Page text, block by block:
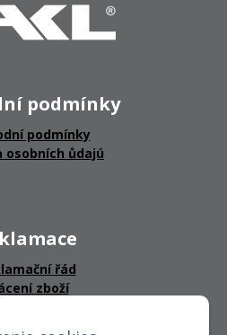
podmínky
podmínky
osobních ůdajú
řád
zboží